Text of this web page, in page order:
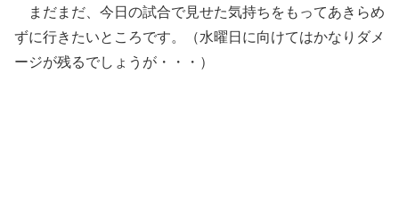
まだまだ、今日の試合で見せた気持ちをもってあきらめ
ずに行きたいところです。（水曜日に向けてはかなりダメ
ージが残るでしょうが・・・）